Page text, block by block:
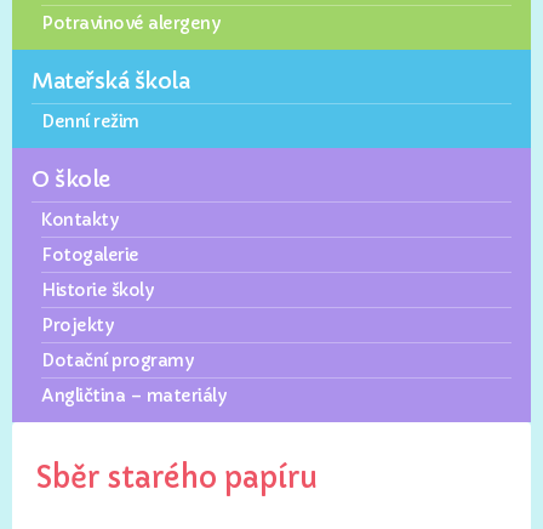
Potravinové alergeny
Mateřská škola
Denní režim
O škole
Kontakty
Fotogalerie
Historie školy
Projekty
Dotační programy
Angličtina – materiály
Sběr starého papíru